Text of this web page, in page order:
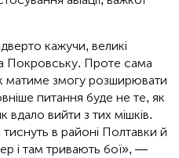
кажучи, великі
Покровську. Проте сама
матиме змогу розширювати
питання буде не те, як
вдало вийти з тих мішків.
в районі Полтавки й
і там тривають бої», —